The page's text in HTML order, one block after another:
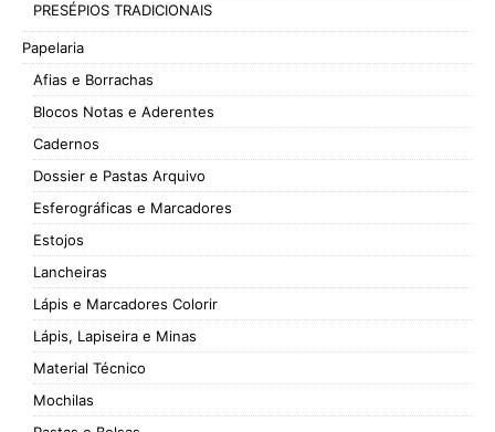
PRESÉPIOS TRADICIONAIS
Papelaria
Afias e Borrachas
Blocos Notas e Aderentes
Cadernos
Dossier e Pastas Arquivo
Esferográficas e Marcadores
Estojos
Lancheiras
Lápis e Marcadores Colorir
Lápis, Lapiseira e Minas
Material Técnico
Mochilas